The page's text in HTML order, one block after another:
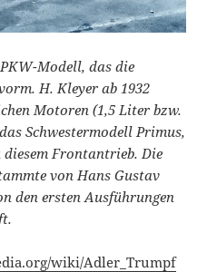
Modell, das die
H. Kleyer ab 1932
Motoren (1,5 Liter bzw.
Schwestermodell Primus,
Frontantrieb. Die
von Hans Gustav
den ersten Ausführungen
wiki/Adler_Trumpf